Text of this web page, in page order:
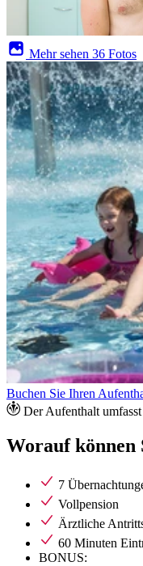
Mehr sehen 36 Fotos
Buchen Sie Ihren
Der Aufenthalt umfasst
Worauf können
7
Vollpension
Ärztliche
60 Minuten
BONUS: